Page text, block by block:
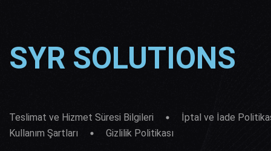
SYR SOLUTIONS
Teslimat ve Hizmet Süresi Bilgileri
İptal ve İade
Kullanım Şartları
Gizlilik Politikası